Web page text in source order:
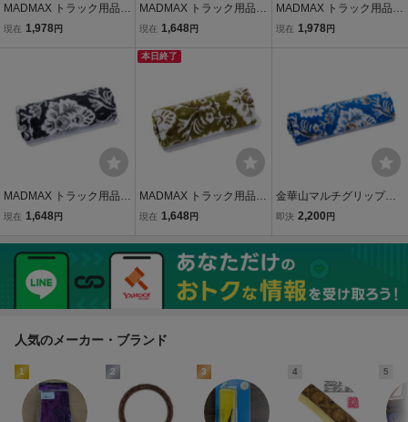
MADMAX トラック用品
金華山 新格子 マルチカバ
現在 1,978円
MADMAX トラック用品
金華山 新格子 マルチカバ
アクセサリー インテリア
現在 1,648円
MADMAX トラック用品
金華山 新格子 マルチカバ
現在 1,978円
MADMAX トラック用品
金華山 新格子 マルチカバ
内装 日本製 オーダーメイ
ド【送料800円】
現在 1,648円
本日終了
MADMAX トラック用品
金華山 新格子 マルチカバ
内装 日本製 オーダーメイ
ド【送料800円】
現在 1,648円
金華山マルチグリップカ
バー 雅製 新格子 ブル
m 【納期約3週間】
即決 2,200 円
人気のメーカー・ブランド
1 2 3 4 5